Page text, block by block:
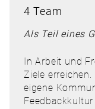
4 Team
Als Teil eines
In Arbeit und
Ziele
eigene